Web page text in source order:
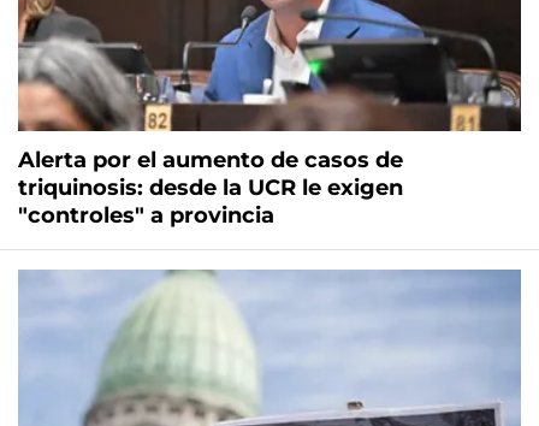
Alerta por el aumento de casos de
triquinosis: desde la UCR le exigen
"controles" a provincia